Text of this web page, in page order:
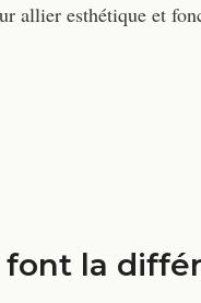
allier esthétique et
font la